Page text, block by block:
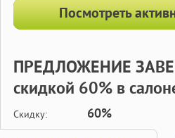
Посмотреть
ПРЕДЛОЖЕНИЕ
скидкой 60% в
Скидку: 60%